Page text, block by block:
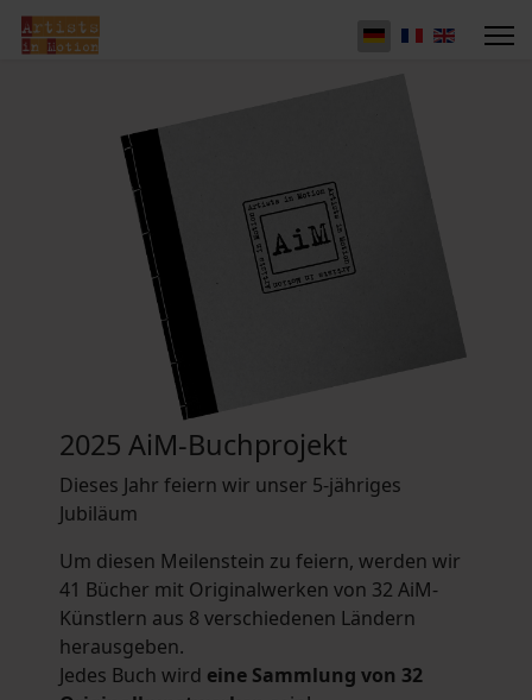
2025 AiM-Buchprojekt
Dieses Jahr feiern wir unser 5-jähriges
Jubiläum
Um diesen Meilenstein zu feiern, werden wir
41 Bücher mit Originalwerken von 32 AiM-
Künstlern aus 8 verschiedenen Ländern
herausgeben.
Jedes Buch wird eine Sammlung von 32